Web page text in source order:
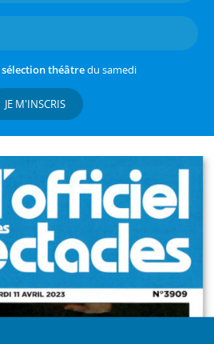
sélection théâtredu samedi
JE M'INSCRIS